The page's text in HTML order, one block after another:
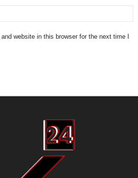
website in this browser for the next time I